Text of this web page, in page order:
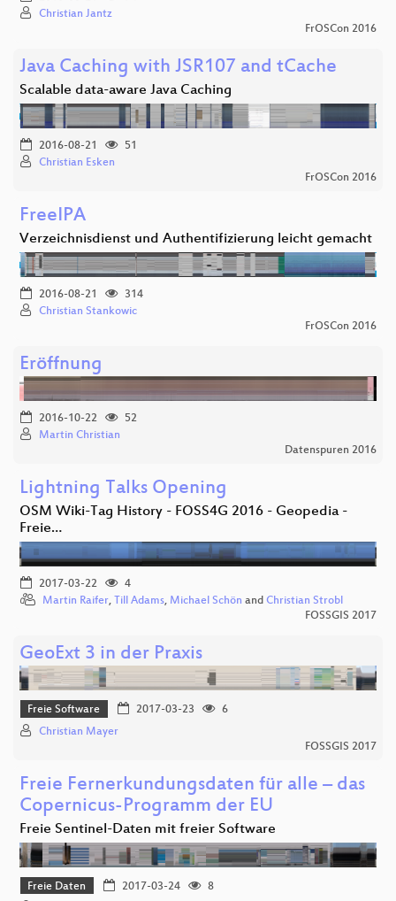
Christian Jantz
FrOSCon 2016
Java Caching with JSR107 and tCache
Scalable data-aware Java Caching
2016-08-21
51
Christian Esken
FrOSCon 2016
FreeIPA
Verzeichnisdienst und Authentifizierung leicht gemacht
2016-08-21
314
Christian Stankowic
FrOSCon 2016
Eröffnung
2016-10-22
52
Martin Christian
Datenspuren 2016
Lightning Talks Opening
OSM Wiki-Tag History - FOSS4G 2016 - Geopedia -
Freie…
2017-03-22
4
Martin Raifer, Till Adams, Michael Schön and Christian Strobl
FOSSGIS 2017
GeoExt 3 in der Praxis
Freie Software 2017-03-23
6
Christian Mayer
FOSSGIS 2017
Freie Fernerkundungsdaten für alle – das
Copernicus-Programm der EU
Freie Sentinel-Daten mit freier Software
Freie Daten 2017-03-24
8